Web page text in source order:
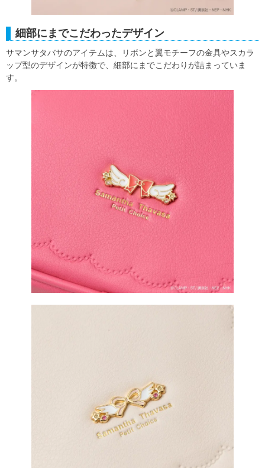
細部にまでこだわったデザイン
サマンサタバサのアイテムは、リボンと翼モチーフの金具やスカラ
ップ型のデザインが特徴で、細部にまでこだわりが詰まっていま
す。